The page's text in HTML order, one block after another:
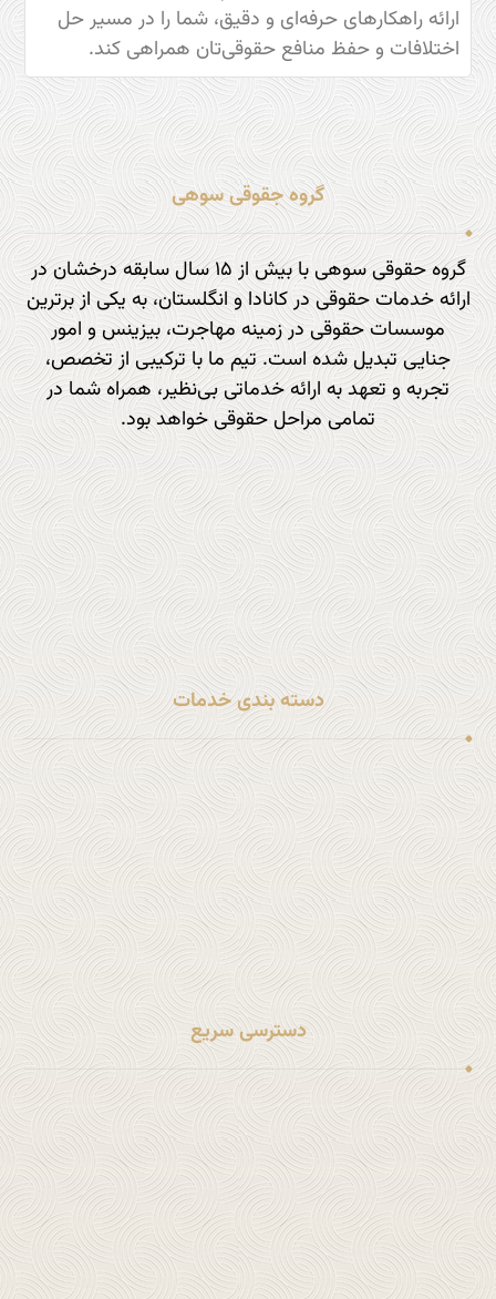
ارائه راهکارهای حرفه‌ای و دقیق، شما را در مسیر حل
اختلافات و حفظ منافع حقوقی‌تان همراهی کند.
گروه جقوقی سوهی
گروه حقوقی سوهی با بیش از ۱۵ سال سابقه درخشان در
ارائه خدمات حقوقی در کانادا و انگلستان، به یکی از برترین
موسسات حقوقی در زمینه مهاجرت، بیزینس و امور
جنایی تبدیل شده است. تیم ما با ترکیبی از تخصص،
تجربه و تعهد به ارائه خدماتی بی‌نظیر، همراه شما در
تمامی مراحل حقوقی خواهد بود.
تماس با ما : 9797 877 833 1+
آدرس ایمیل :info@sohi.law
دسته بندی خدمات
خدمات مهاجرتی
خدمات حقوقی شرکت ها
خدمات جنایی و کیفری
خدمات بنگاه معاملات ملکی
خدمات حقوقی خانواده
سایر خدمات حقوقی
دسترسی سریع
لینک شماره 1
لینک شماره 2
لینک شماره 3
لینک شماره 4
لینک شماره 5
لینک شماره 6